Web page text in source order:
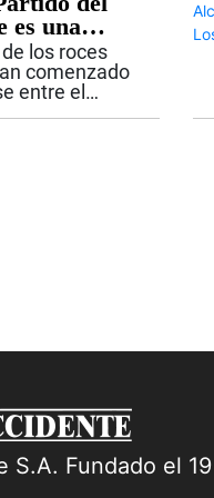
este
es una
para el
de Uribe?
los roces
comenzado
entre el
Fundado el